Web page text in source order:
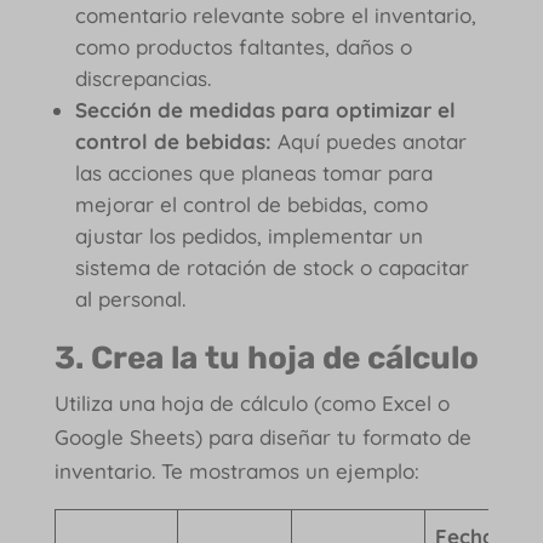
comentario relevante sobre el inventario,
como productos faltantes, daños o
discrepancias.
Sección de medidas para optimizar el
control de bebidas: Aquí puedes anotar
las acciones que planeas tomar para
mejorar el control de bebidas, como
ajustar los pedidos, implementar un
sistema de rotación de stock o capacitar
al personal.
3. Crea la tu hoja de cálculo
Utiliza una hoja de cálculo (como Excel o
Google Sheets) para diseñar tu formato de
inventario. Te mostramos un ejemplo:
Fecha de